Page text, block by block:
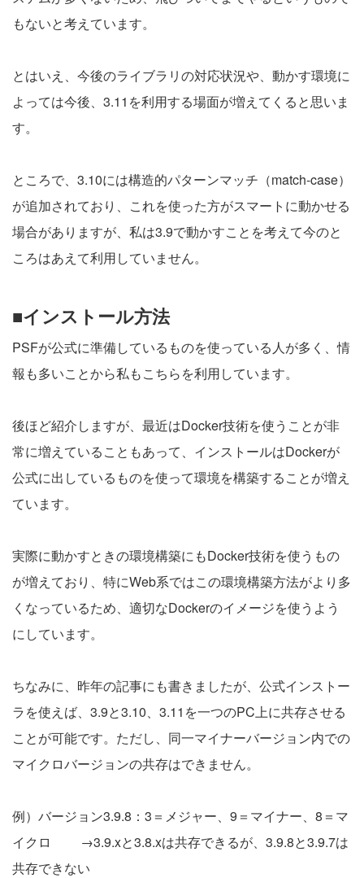
もないと考えています。
とはいえ、今後のライブラリの対応状況や、動かす環境に
よっては今後、3.11を利用する場面が増えてくると思いま
す。
ところで、3.10には構造的パターンマッチ（match-case）
が追加されており、これを使った方がスマートに動かせる
場合がありますが、私は3.9で動かすことを考えて今のと
ころはあえて利用していません。
■インストール方法
PSFが公式に準備しているものを使っている人が多く、情
報も多いことから私もこちらを利用しています。
後ほど紹介しますが、最近はDocker技術を使うことが非
常に増えていることもあって、インストールはDockerが
公式に出しているものを使って環境を構築することが増え
ています。
実際に動かすときの環境構築にもDocker技術を使うもの
が増えており、特にWeb系ではこの環境構築方法がより多
くなっているため、適切なDockerのイメージを使うよう
にしています。
ちなみに、昨年の記事にも書きましたが、公式インストー
ラを使えば、3.9と3.10、3.11を一つのPC上に共存させる
ことが可能です。ただし、同一マイナーバージョン内での
マイクロバージョンの共存はできません。
例）バージョン3.9.8：3＝メジャー、9＝マイナー、8＝マ
イクロ →3.9.xと3.8.xは共存できるが、3.9.8と3.9.7は
共存できない